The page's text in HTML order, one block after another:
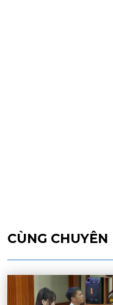
CÙNG CHUYÊN